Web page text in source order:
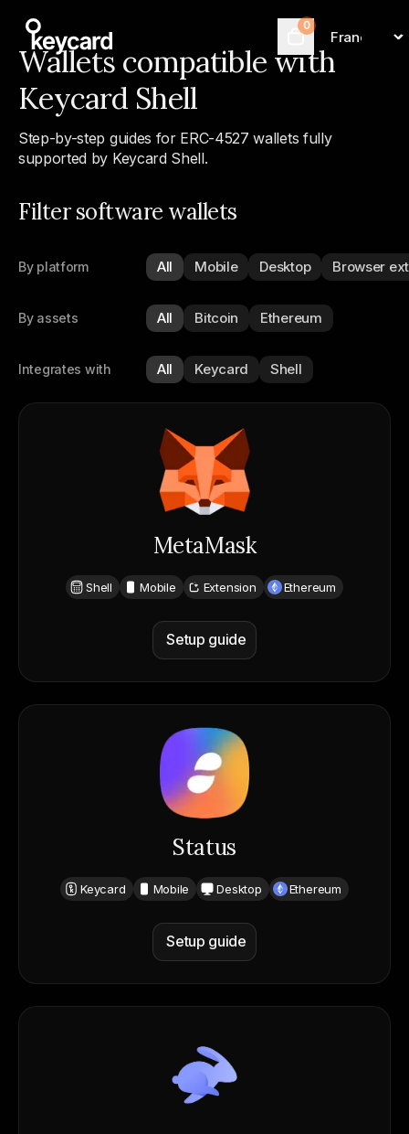
Cart
0
Language
Wallets compatible with
Keycard Shell
Step-by-step guides for ERC-4527 wallets fully
supported by Keycard Shell.
Filter software wallets
By platform All Mobile Desktop Browser
By assets All Bitcoin Ethereum
Integrates with All Keycard Shell
MetaMask
Shell Mobile Extension Ethereum
Setup guide
Status
Keycard Mobile Desktop Ethereum
Setup guide